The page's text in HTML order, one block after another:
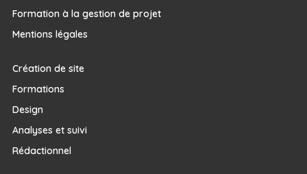
Formation à la gestion de projet
Mentions légales
Création de site
Formations
Design
Analyses et suivi
Rédactionnel